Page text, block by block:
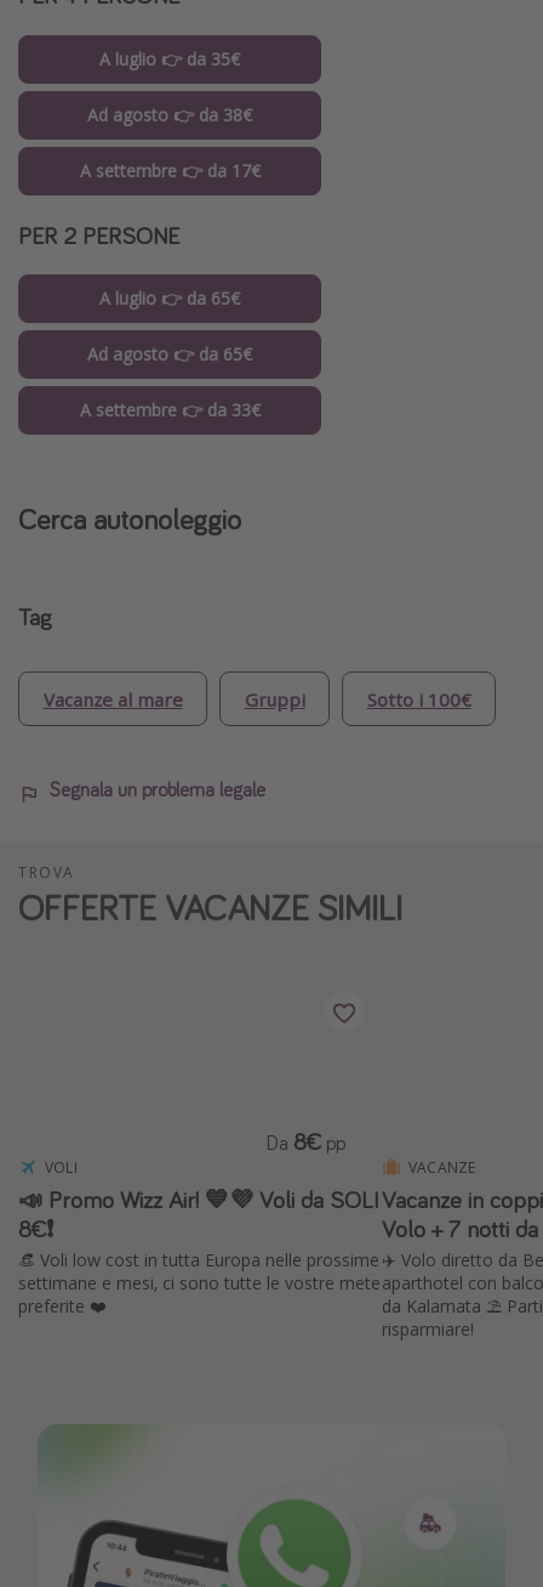
A luglio 👉 da 35€
Ad agosto 👉 da 38€
A settembre 👉 da 17€
PER 2 PERSONE
A luglio 👉 da 65€
Ad agosto 👉 da 65€
A settembre 👉 da 33€
Cerca autonoleggio
Tag
Vacanze al mare Gruppi Sotto i 100€
Segnala un problema legale
TROVA
OFFERTE VACANZE SIMILI
VOLI
📣 Promo Wizz Air! 💙💜 Voli da SOLI
8€❗️
👒 Voli low cost in tutta Europa nelle prossime
settimane e mesi, ci sono tutte le vostre mete
preferite ❤️
Da 8€ pp
VACANZE
Vacanze in
Volo + 7 notti
✈️ Volo diretto da
aparthotel con
da Kalamata ⛱️
risparmiare!